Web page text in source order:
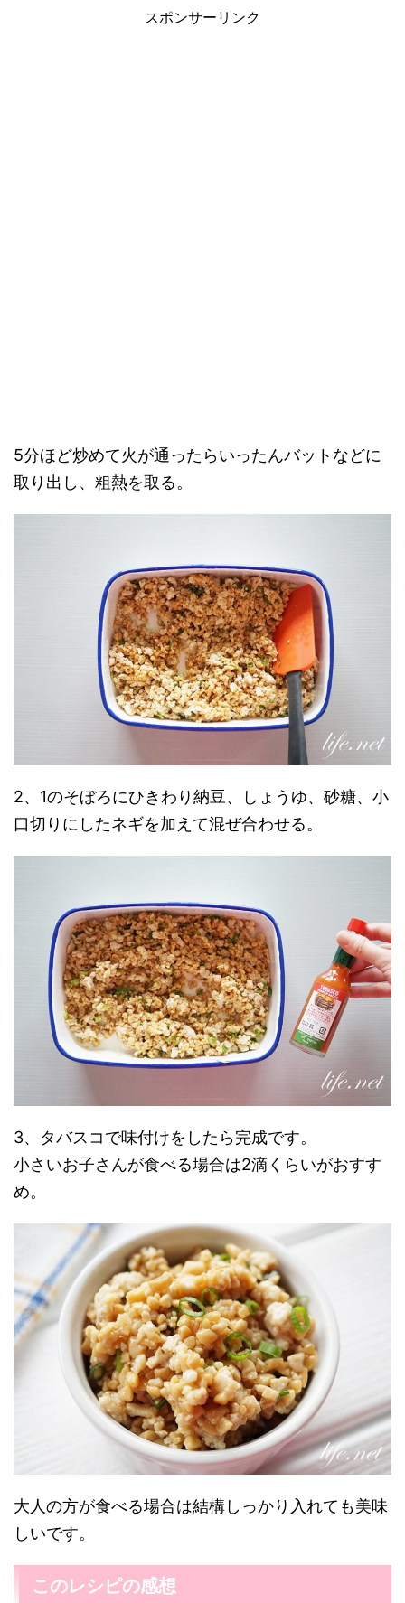
スポンサーリンク
5分ほど炒めて火が通ったらいったんバットなどに
取り出し、粗熱を取る。
2、1のそぼろにひきわり納豆、しょうゆ、砂糖、小
口切りにしたネギを加えて混ぜ合わせる。
3、タバスコで味付けをしたら完成です。
小さいお子さんが食べる場合は2滴くらいがおすす
め。
大人の方が食べる場合は結構しっかり入れても美味
しいです。
このレシピの感想